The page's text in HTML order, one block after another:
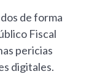
de forma
Fiscal
pericias
digitales.